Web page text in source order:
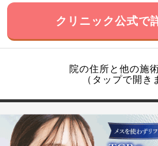
クリニック公式で
院の住所と他の施
（タップで開き